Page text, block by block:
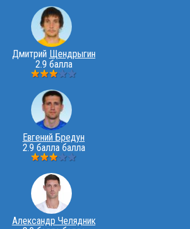
Дмитрий Щендрыгин
2.9 балла
Евгений Бредун
2.9 балла балла
Александр Челядник